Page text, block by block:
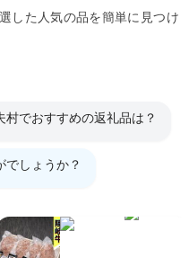
した人気の品を簡単に見つけ
村でおすすめの返礼品は？
でしょうか？